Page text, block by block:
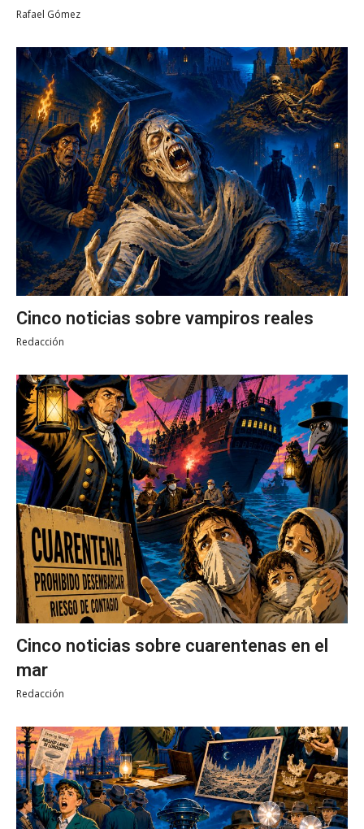
Rafael Gómez
Cinco noticias sobre vampiros reales
Redacción
Cinco noticias sobre cuarentenas en el
mar
Redacción